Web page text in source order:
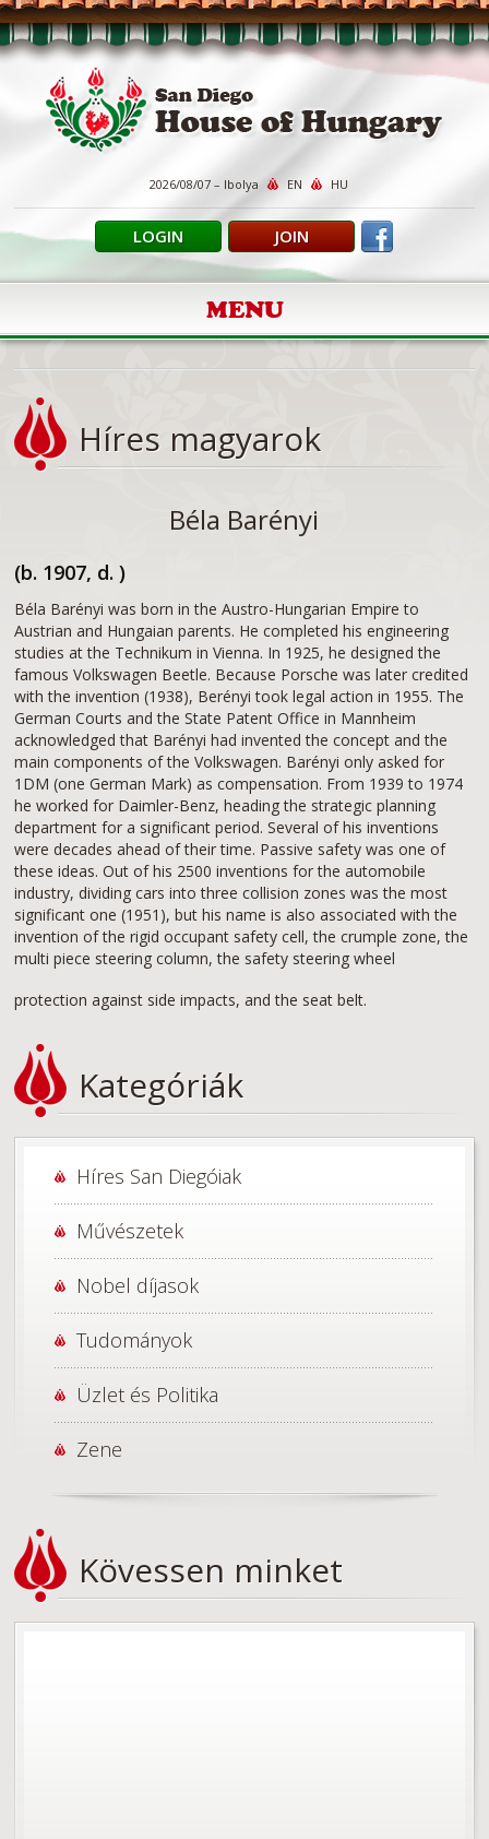
2026/08/07 – Ibolya EN HU
LOGIN JOIN
MENU
Híres magyarok
Béla Barényi
(b. 1907, d. )
Béla Barényi was born in the Austro-Hungarian Empire to
Austrian and Hungaian parents. He completed his engineering
studies at the Technikum in Vienna. In 1925, he designed the
famous Volkswagen Beetle. Because Porsche was later credited
with the invention (1938), Berényi took legal action in 1955. The
German Courts and the State Patent Office in Mannheim
acknowledged that Barényi had invented the concept and the
main components of the Volkswagen. Barényi only asked for
1DM (one German Mark) as compensation. From 1939 to 1974
he worked for Daimler-Benz, heading the strategic planning
department for a significant period. Several of his inventions
were decades ahead of their time. Passive safety was one of
these ideas. Out of his 2500 inventions for the automobile
industry, dividing cars into three collision zones was the most
significant one (1951), but his name is also associated with the
invention of the rigid occupant safety cell, the crumple zone, the
multi piece steering column, the safety steering wheel
protection against side impacts, and the seat belt.
Kategóriák
Híres San Diegóiak
Művészetek
Nobel díjasok
Tudományok
Üzlet és Politika
Zene
Kövessen minket